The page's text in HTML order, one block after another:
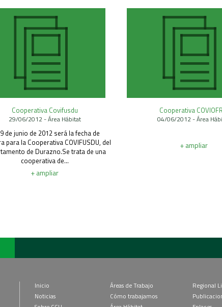
Cooperativa Covifusdu
29/06/2012 - Área Hábitat
de junio de 2012 será la fecha de
para la Cooperativa COVIFUSDU, del
de Durazno.Se trata de una
cooperativa de...
+ ampliar
Cooperativa
04/06/2012 - Área
+ ampliar
Inicio
Noticias
Áreas de Trabajo
Cómo trabajamos
Regional